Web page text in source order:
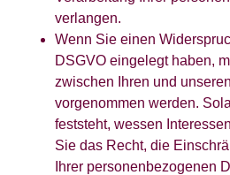
verlangen.
Wenn Sie einen
DSGVO eingelegt haben,
zwischen Ihren und
vorgenommen werden.
feststeht, wessen
Sie das Recht, die
Ihrer personenbezogenen